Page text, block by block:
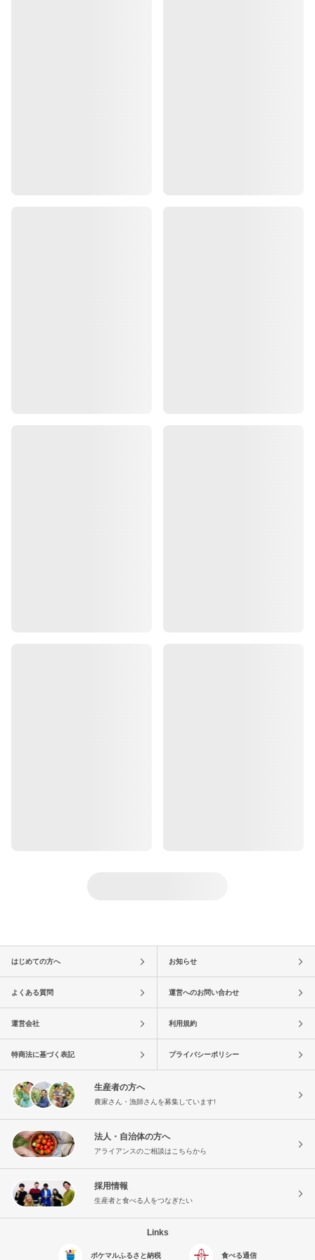
はじめての方へ お知らせ
よくある質問 運営へのお問い合わせ
運営会社 利用規約
特商法に基づく表記 プライバシーポリシー
生産者の方へ
農家さん・漁師さんを募集しています!
法人・自治体の方へ
アライアンスのご相談はこちらから
採用情報
生産者と食べる人をつなぎたい
Links
ポケマルふるさと納税 食べる通信